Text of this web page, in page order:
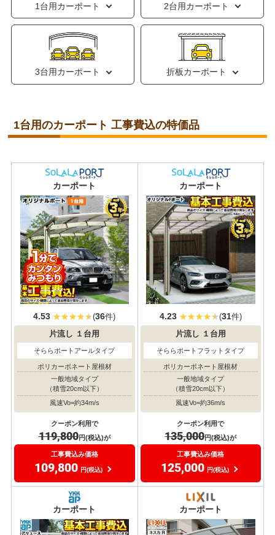
1台用カーポート 2台用カーポート
3台用カーポート 折板カーポート
1台用のカーポート 工事費込の特価品
カーポート
4.53 (36件)
片流し １台用
そららポートアールタイプ
ポリカーボネート屋根材
一般地域タイプ
（積雪20cm以下）
風速Vo=約34m/s
クーポン利用で
119,800円(税込)が
工事費込み価格
109,800 円(税込)
カーポート
4.23 (31件)
片流し １台用
そららポートフラットタイプ
ポリカーボネート屋根材
一般地域タイプ
（積雪20cm以下）
風速Vo=約36m/s
クーポン利用で
135,000円(税込)が
工事費込み価格
125,000 円(税込)
カーポート カーポート